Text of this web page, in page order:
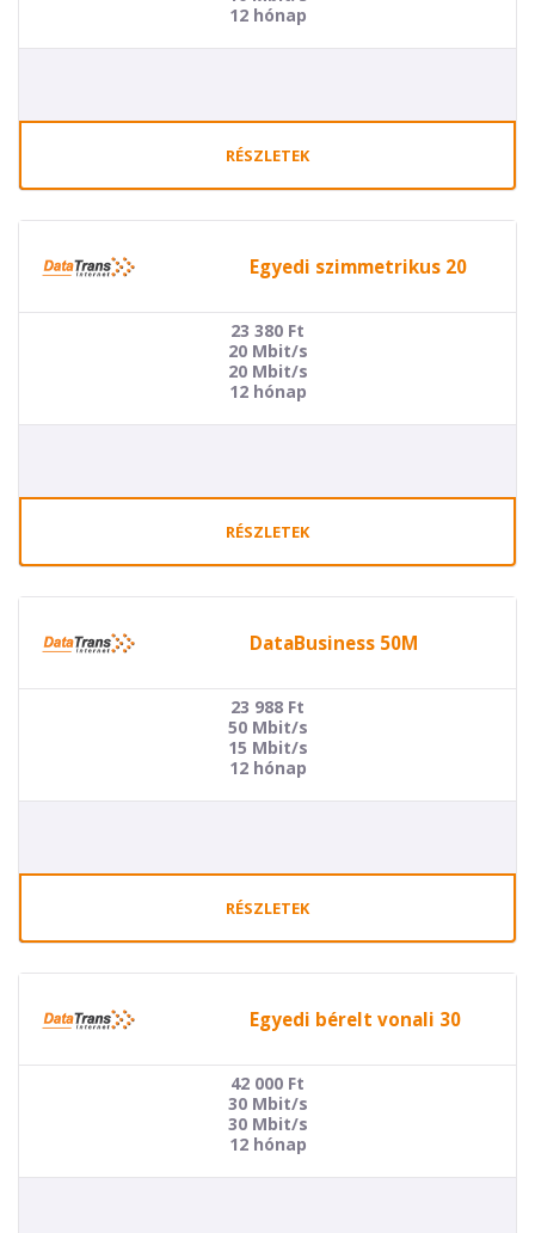
12 hónap
RÉSZLETEK
Egyedi szimmetrikus 20
23 380 Ft
20 Mbit/s
20 Mbit/s
12 hónap
RÉSZLETEK
DataBusiness 50M
23 988 Ft
50 Mbit/s
15 Mbit/s
12 hónap
RÉSZLETEK
Egyedi bérelt vonali 30
42 000 Ft
30 Mbit/s
30 Mbit/s
12 hónap